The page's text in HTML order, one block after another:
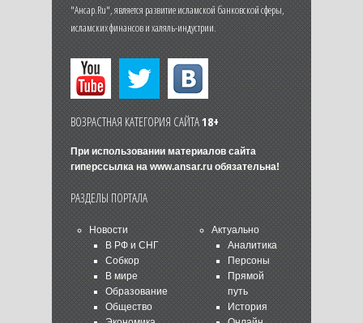
"Ансар.Ru", является развитие исламской банковской сферы,
исламских финансов и халяль-индустрии.
ВОЗРАСТНАЯ КАТЕГОРИЯ САЙТА18+
При использовании материалов сайта
гиперссылка на www.ansar.ruобязательна!
РАЗДЕЛЫ ПОРТАЛА
Новости
В РФ и СНГ
Собкор
В мире
Образование
Общество
Актуально
Аналитика
Персоны
Прямой
путь
История